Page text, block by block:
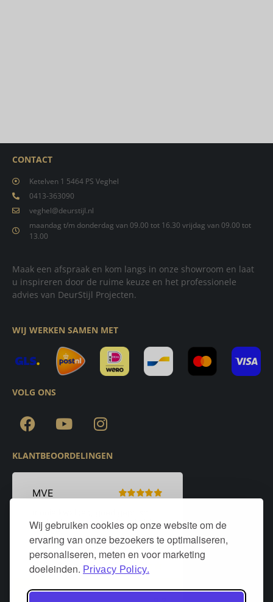
Wij gebruiken cookies op onze website om de
ervaring van onze bezoekers te optimaliseren,
personaliseren, meten en voor marketing
doeleinden. Privacy Policy.
CONTACT
Ketelven 1 5464 PS Veghel
0413-363090
veghel@deurstijl.nl
maandag t/m donderdag van 09.00 tot 16.30 vrijdag van 09.00 tot
13.00
Maak een afspraak en kom langs in onze showroom en laat
u inspireren door de ruime keuze en het professionele
advies van DeurStijl Projecten.
WIJ WERKEN SAMEN MET
VOLG ONS
KLANTBEOORDELINGEN